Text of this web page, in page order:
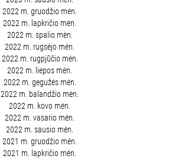
2022 m. gruodžio mėn.
2022 m. lapkričio mėn.
2022 m. spalio mėn.
2022 m. rugsėjo mėn.
2022 m. rugpjūčio mėn.
2022 m. liepos mėn.
2022 m. gegužės mėn.
2022 m. balandžio mėn.
2022 m. kovo mėn.
2022 m. vasario mėn.
2022 m. sausio mėn.
2021 m. gruodžio mėn.
2021 m. lapkričio mėn.